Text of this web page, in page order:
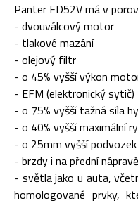
Panter FD52V má v
- dvouválcový motor
- tlakové mazání
- olejový filtr
- o 45% vyšší výkon
- EFM (elektronický sytič)
- o 75% vyšší tažná síla
- o 40% vyšší maximální
- o 25mm vyšší podvozek
- brzdy i na přední nápravě
- světla jako u auta,
homologované prvky,